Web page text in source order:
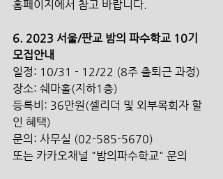
홈페이지에서 참고 바랍니다.
6. 2023 서울/판교 밤의 파수학교 10기
모집안내
일정: 10/31 - 12/22 (8주 출퇴근 과정)
장소: 쉐마홀(지하1층)
등록비: 36만원(셀리더 및 외부목회자 할
인 혜택)
문의: 사무실 (02-585-5670)
또는 카카오채널 "밤의파수학교" 문의